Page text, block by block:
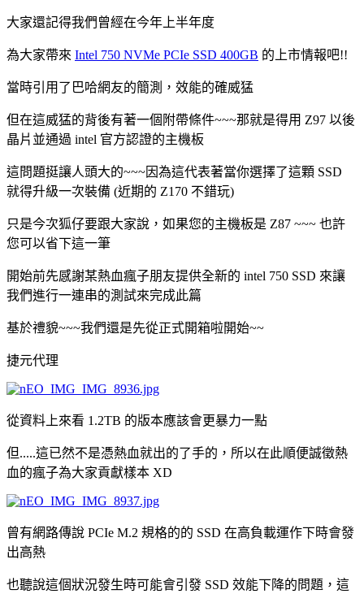
大家還記得我們曾經在今年上半年度
為大家帶來 Intel 750 NVMe PCIe SSD 400GB 的上市情報吧!!
當時引用了巴哈網友的簡測，效能的確威猛
但在這威猛的背後有著一個附帶條件~~~那就是得用 Z97 以後
晶片並通過 intel 官方認證的主機板
這問題挺讓人頭大的~~~因為這代表著當你選擇了這顆 SSD
就得升級一次裝備 (近期的 Z170 不錯玩)
只是今次狐仔要跟大家說，如果您的主機板是 Z87 ~~~ 也許
您可以省下這一筆
開始前先感謝某熱血瘋子朋友提供全新的 intel 750 SSD 來讓
我們進行一連串的測試來完成此篇
基於禮貌~~~我們還是先從正式開箱啦開始~~
捷元代理
從資料上來看 1.2TB 的版本應該會更暴力一點
但.....這已然不是憑熱血就出的了手的，所以在此順便誠徵熱
血的瘋子為大家貢獻樣本 XD
曾有網路傳說 PCIe M.2 規格的的 SSD 在高負載運作下時會發
出高熱
也聽說這個狀況發生時可能會引發 SSD 效能下降的問題，這